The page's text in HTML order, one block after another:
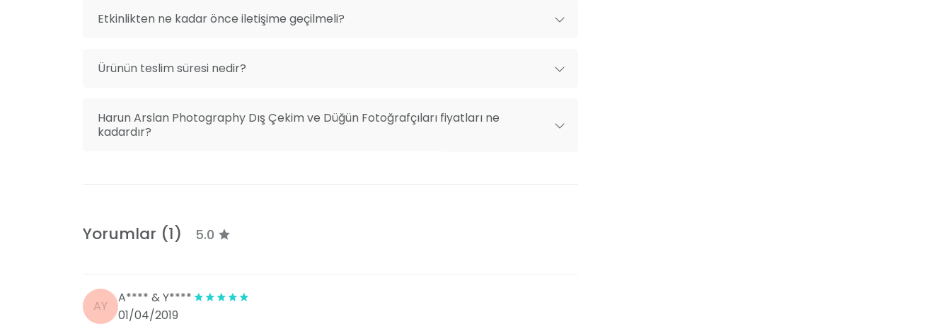
Etkinlikten ne kadar önce iletişime geçilmeli?
Ürünün teslim süresi nedir?
Harun Arslan Photography Dış Çekim ve Düğün Fotoğrafçıları fiyatları ne
kadardır?
Yorumlar (1) 5.0
AY
A**** & Y****
01/04/2019